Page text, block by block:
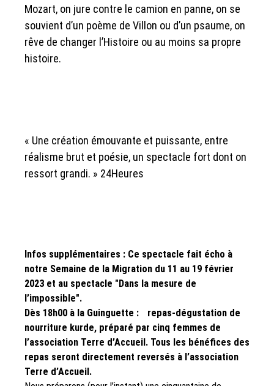
Mozart, on jure contre le camion en panne, on se
souvient d’un poème de Villon ou d’un psaume, on
rêve de changer l’Histoire ou au moins sa propre
histoire.
« Une création émouvante et puissante, entre
réalisme brut et poésie, un spectacle fort dont on
ressort grandi. » 24Heures
Infos supplémentaires : Ce spectacle fait écho à
notre Semaine de la Migration du 11 au 19 février
2023 et au spectacle "Dans la mesure de
l’impossible".
Dès 18h00 à la Guinguette : repas-dégustation de
nourriture kurde, préparé par cinq femmes de
l’association Terre d’Accueil. Tous les bénéfices des
repas seront directement reversés à l’association
Terre d’Accueil.